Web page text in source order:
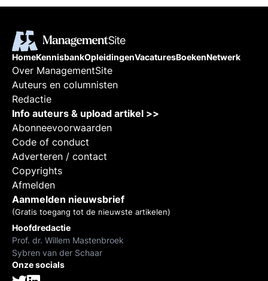
HomeKennisbankOpleidingenVacaturesBoekenNetwerk
Over ManagementSite
Auteurs en columnisten
Redactie
Info auteurs & upload artikel >>
Abonneevoorwaarden
Code of conduct
Adverteren / contact
Copyrights
Afmelden
Aanmelden nieuwsbrief
(Gratis toegang tot de nieuwste artikelen)
Hoofdredactie
Prof. dr. Willem Mastenbroek
Sybren van der Schaar
Onze socials